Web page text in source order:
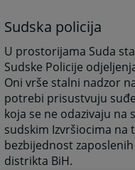
Sudska policija
U prostorijama Suda
Sudske Policije
Oni vrše stalni nadzor
potrebi prisustvuju
koja se ne odazivaju na
sudskim Izvršiocima na
bezbijednost
distrikta BiH.